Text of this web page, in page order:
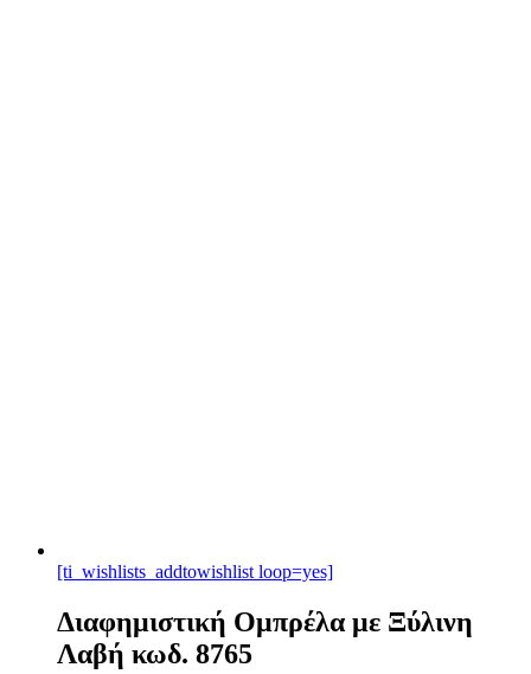
[ti_wishlists_addtowishlist loop=yes]
Διαφημιστική Ομπρέλα με Ξύλινη
Λαβή κωδ. 8765